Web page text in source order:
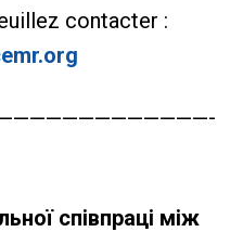
contacter :
співпраці між